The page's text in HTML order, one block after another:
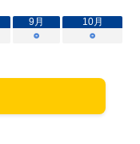
9月 10月
○ ○